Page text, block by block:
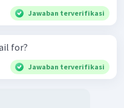
Jawaban terverifikasi
for?
Jawaban terverifikasi